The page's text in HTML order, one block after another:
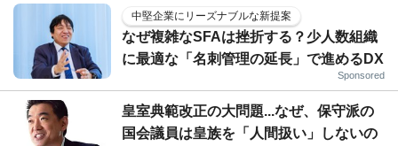
中堅企業にリーズナブルな新提案
なぜ複雑なSFAは挫折する？少人数組織
に最適な「名刺管理の延長」で進めるDX
Sponsored
皇室典範改正の大問題...なぜ、保守派の
国会議員は皇族を「人間扱い」しないの